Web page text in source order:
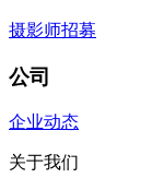
摄影师招募
公司
企业动态
关于我们